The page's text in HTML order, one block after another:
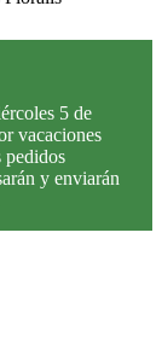
5 de
vacaciones
pedidos
y enviarán